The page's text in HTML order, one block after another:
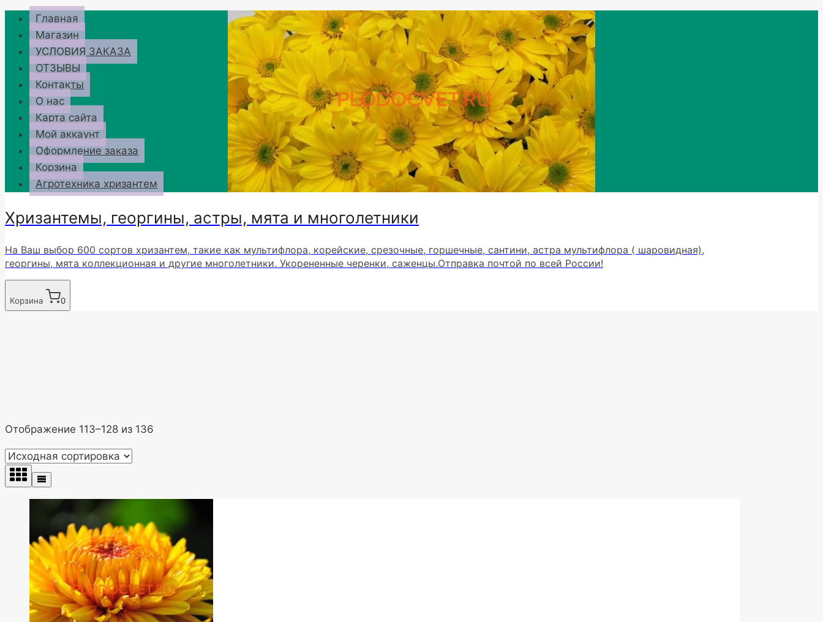
Перейти
содержимому
Главная
Магазин
УСЛОВИЯ ЗАКАЗА
ОТЗЫВЫ
Контакты
О нас
Карта сайта
Мой аккаунт
Оформление заказа
Корзина
Агротехника хризантем
Хризантемы, георгины, астры, мята и многолетники
На Ваш выбор 600 сортов хризантем, такие как мультифлора, корейские, срезочные, горшечные, сантини, астра мультифлора ( шаровидная),
георгины, мята коллекционная и другие многолетники. Укорененные черенки, саженцы.Отправка почтой по всей России!
Корзина 0
Отображение 113–128 из 136